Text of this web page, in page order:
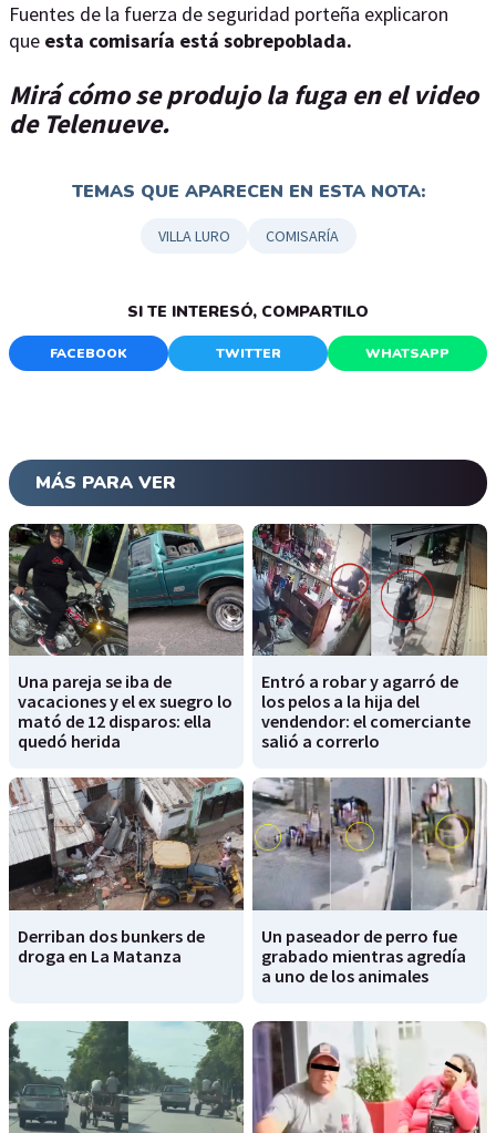
Fuentes de la fuerza de seguridad porteña explicaron
que esta comisaría está sobrepoblada.
Mirá cómo se produjo la fuga en el video
de Telenueve.
TEMAS QUE APARECEN EN ESTA NOTA:
VILLA LURO COMISARÍA
SI TE INTERESÓ, COMPARTILO
FACEBOOK TWITTER WHATSAPP
MÁS PARA VER
Una pareja se iba de
vacaciones y el ex suegro lo
mató de 12 disparos: ella
quedó herida
Entró a robar y agarró de
los pelos a la hija del
vendendor: el comerciante
salió a correrlo
Derriban dos bunkers de
droga en La Matanza
Un paseador de perro fue
grabado mientras agredía
a uno de los animales